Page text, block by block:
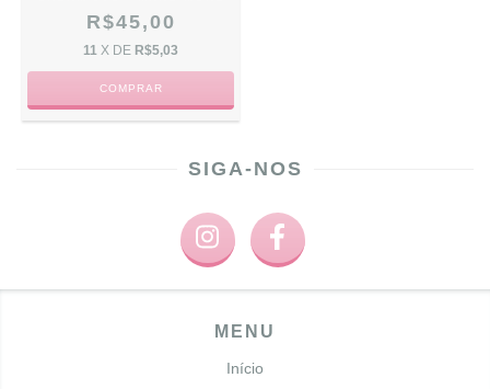
R$45,00
11 X DE R$5,03
SIGA-NOS
MENU
Início